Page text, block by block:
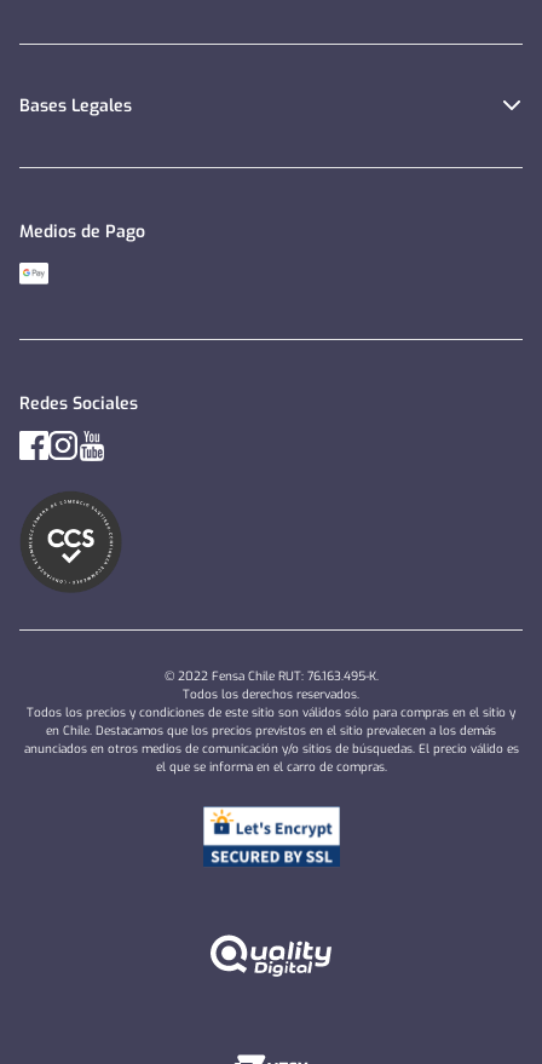
Bases Legales
Medios de Pago
Redes Sociales
© 2022 Fensa Chile RUT: 76.163.495-K.
Todos los derechos reservados.
Todos los precios y condiciones de este sitio son válidos sólo para compras en el sitio y
en Chile. Destacamos que los precios previstos en el sitio prevalecen a los demás
anunciados en otros medios de comunicación y/o sitios de búsquedas. El precio válido es
el que se informa en el carro de compras.